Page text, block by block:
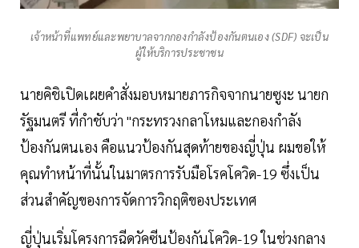
เจ้าหน้าที่แพทย์และพยาบาลจากกองกำลังป้องกันตนเอง (SDF) จะเป็น
ผู้ให้บริการประชาชน
นายคิชิเปิดเผยคำสั่งมอบหมายภารกิจจากนายซูงะ นายก
รัฐมนตรี ที่กำชับว่า "กระทรวงกลาโหมและกองกำลัง
ป้องกันตนเอง คือแนวป้องกันสุดท้ายของญี่ปุ่น ผมขอให้
คุณทำหน้าที่นั้นในมาตรการรับมือโรคโควิด-19 ซึ่งเป็น
ส่วนสำคัญของการจัดการวิกฤติของประเทศ
ญี่ปุ่นเริ่มโครงการฉีดวัคซีนป้องกันโควิด-19 ในช่วงกลาง